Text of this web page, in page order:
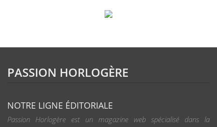
PASSION HORLOGÈRE
NOTRE LIGNE ÉDITORIALE
Passion Horlogère est un magazine web spécialisé dans la